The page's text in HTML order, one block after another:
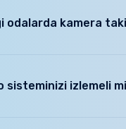
odalarda kamera
şekilde konabilir.
sisteminizi izlemeli